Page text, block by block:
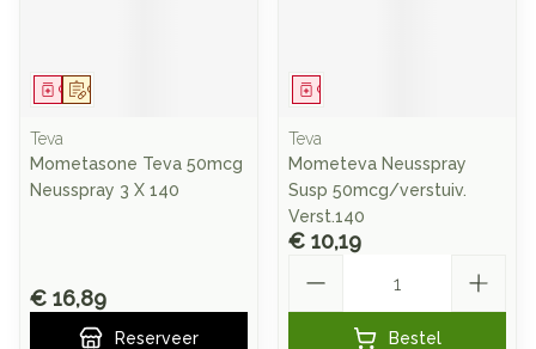
Op voorschrift
Geneesmiddel
Teva
Mometasone Teva 50mcg
Neusspray 3 X 140
€ 16,89
Reserveer
Geneesmiddel
Teva
Mometeva Neusspray
Susp 50mcg/verstuiv.
Verst.140
€ 10,19
Bestel